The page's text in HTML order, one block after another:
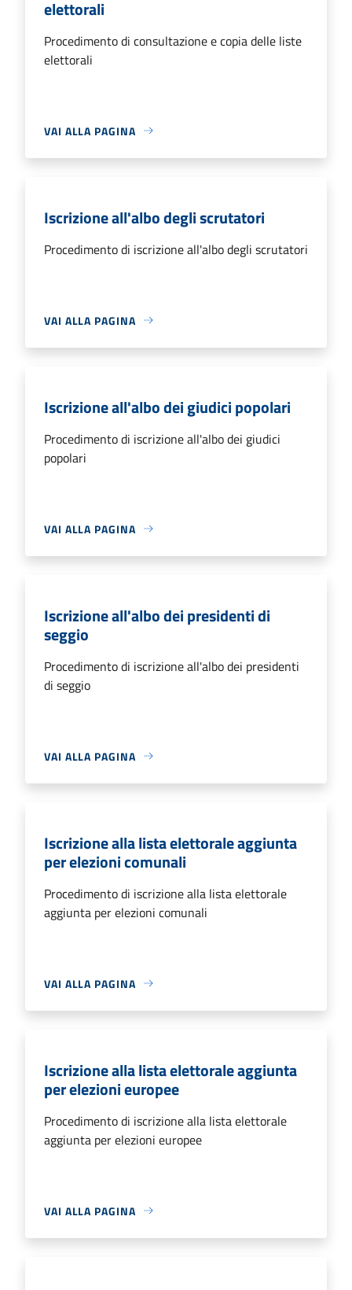
elettorali
Procedimento di consultazione e copia delle liste
elettorali
VAI ALLA PAGINA
Iscrizione all'albo degli scrutatori
Procedimento di iscrizione all'albo degli scrutatori
VAI ALLA PAGINA
Iscrizione all'albo dei giudici popolari
Procedimento di iscrizione all'albo dei giudici
popolari
VAI ALLA PAGINA
Iscrizione all'albo dei presidenti di
seggio
Procedimento di iscrizione all'albo dei presidenti
di seggio
VAI ALLA PAGINA
Iscrizione alla lista elettorale aggiunta
per elezioni comunali
Procedimento di iscrizione alla lista elettorale
aggiunta per elezioni comunali
VAI ALLA PAGINA
Iscrizione alla lista elettorale aggiunta
per elezioni europee
Procedimento di iscrizione alla lista elettorale
aggiunta per elezioni europee
VAI ALLA PAGINA